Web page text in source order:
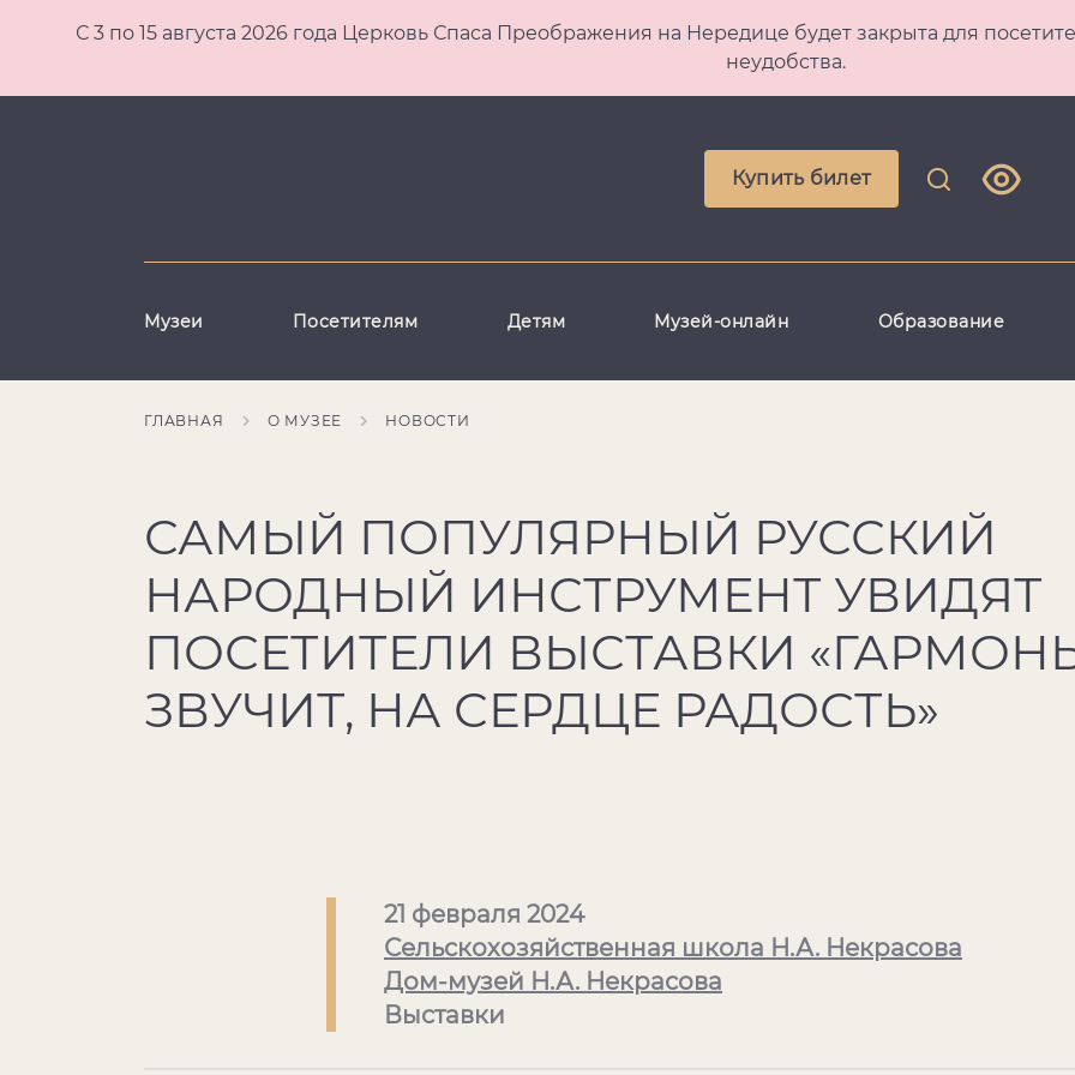
С 3 по 15 августа 2026 года Церковь Спаса Преображения на Нередице будет закрыта для
неудобства.
Купить билет
Музеи Посетителям Детям Музей-онлайн Образование
ГЛАВНАЯ О МУЗЕЕ НОВОСТИ
САМЫЙ ПОПУЛЯРНЫЙ РУССКИЙ
НАРОДНЫЙ ИНСТРУМЕНТ УВИДЯТ
ПОСЕТИТЕЛИ ВЫСТАВКИ
ЗВУЧИТ, НА СЕРДЦЕ РАДОСТЬ»
21 февраля 2024
Сельскохозяйственная школа Н.А. Некрасова
Дом-музей Н.А. Некрасова
Выставки